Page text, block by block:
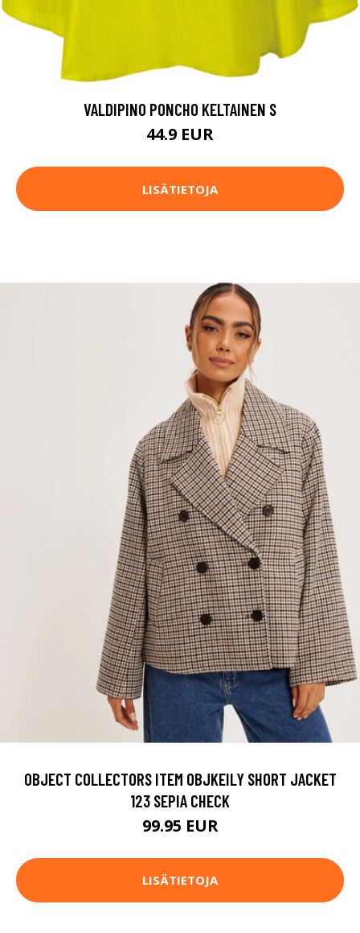
VALDIPINO PONCHO KELTAINEN S
44.9 EUR
LISÄTIETOJA
OBJECT COLLECTORS ITEM OBJKEILY SHORT JACKET
123 SEPIA CHECK
99.95 EUR
LISÄTIETOJA